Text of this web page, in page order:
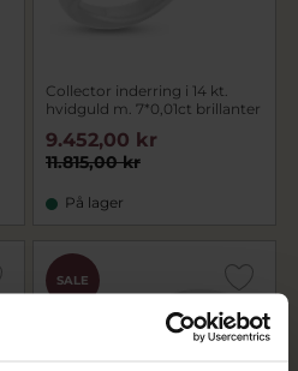
Collector inderring i 14 kt.
hvidguld m. 7*0,01ct brillanter
11.815,00 kr
9.452,00 kr
På lager
SALE